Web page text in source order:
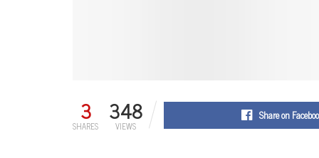
3
SHARES 348
VIEWS
Share on